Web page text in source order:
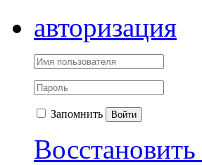
авторизация
Запомнить Войти